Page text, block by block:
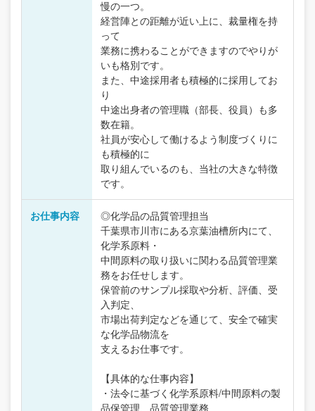
慢の一つ。
経営陣との距離が近い上に、裁量権を持
って
業務に携わることができますのでやりが
いも格別です。
また、中途採用者も積極的に採用してお
り
中途出身者の管理職（部長、役員）も多
数在籍。
社員が安心して働けるよう制度づくりに
も積極的に
取り組んでいるのも、当社の大きな特徴
です。
お仕事内容
◎化学品の品質管理担当
千葉県市川市にある京葉油槽所内にて、
化学系原料・
中間原料の取り扱いに関わる品質管理業
務をお任せします。
保管前のサンプル採取や分析、評価、受
入判定、
市場出荷判定などを通じて、安全で確実
な化学品物流を
支えるお仕事です。
【具体的な仕事内容】
・法令に基づく化学系原料/中間原料の製
品保管理、品質管理業務